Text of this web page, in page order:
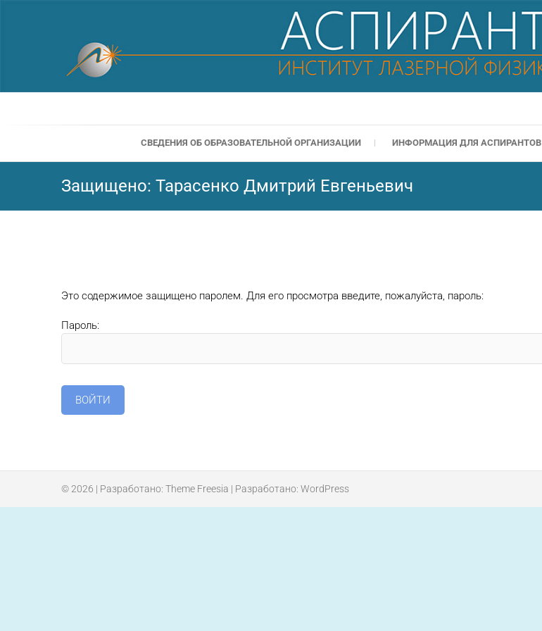
СВЕДЕНИЯ ОБ ОБРАЗОВАТЕЛЬНОЙ ОРГАНИЗАЦИИ ИНФОРМАЦИЯ ДЛЯ АСПИРАНТОВ
Защищено: Тарасенко Дмитрий Евгеньевич
Это содержимое защищено паролем. Для его просмотра введите, пожалуйста, пароль:
Пароль:
© 2026 | Разработано: Theme Freesia | Разработано: WordPress